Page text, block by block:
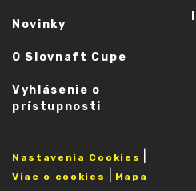
Novinky
O Slovnaft Cupe
Vyhlásenie o
prístupnosti
Nastavenia Cookies
Viac o cookies
Mapa